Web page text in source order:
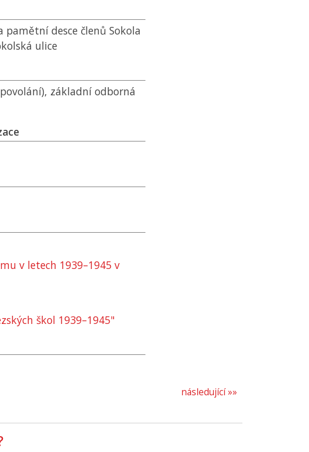
pamětní desce členů Sokola
ulice
základní odborná
v letech 1939–1945 v
škol 1939–1945"
následující »»